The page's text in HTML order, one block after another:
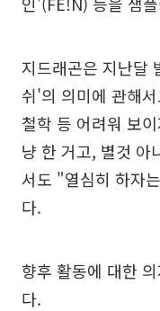
지드래곤은 지난달
쉬'의 의미에 관해
철학 등 어려워 보
냥 한 거고, 별것 아
서도 "열심히 하자
다.
향후 활동에 대한
다.